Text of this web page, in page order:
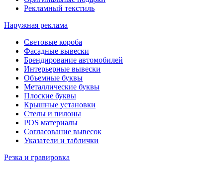
Рекламный текстиль
Наружная реклама
Световые короба
Фасадные вывески
Брендирование автомобилей
Интерьерные вывески
Объемные буквы
Металлические буквы
Плоские буквы
Крышные установки
Стелы и пилоны
POS материалы
Согласование вывесок
Указатели и таблички
Резка и гравировка